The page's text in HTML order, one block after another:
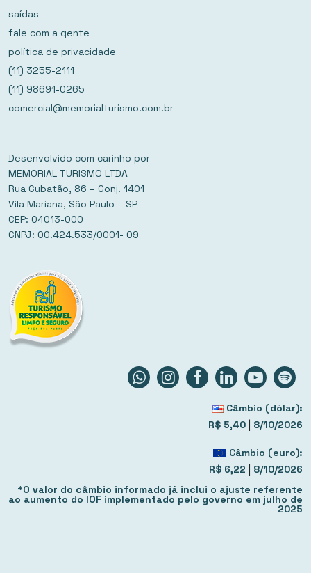
saídas
fale com a gente
política de privacidade
(11) 3255-2111
(11) 98691-0265
comercial@memorialturismo.com.br
Desenvolvido com carinho por
MEMORIAL TURISMO LTDA
Rua Cubatão, 86 – Conj. 1401
Vila Mariana, São Paulo – SP
CEP: 04013-000
CNPJ: 00.424.533/0001- 09
Câmbio (dólar):
R$ 5,40 | 8/10/2026
Câmbio (euro):
R$ 6,22 | 8/10/2026
*O valor do câmbio informado já inclui o ajuste referente
ao aumento do IOF implementado pelo governo em julho de
2025